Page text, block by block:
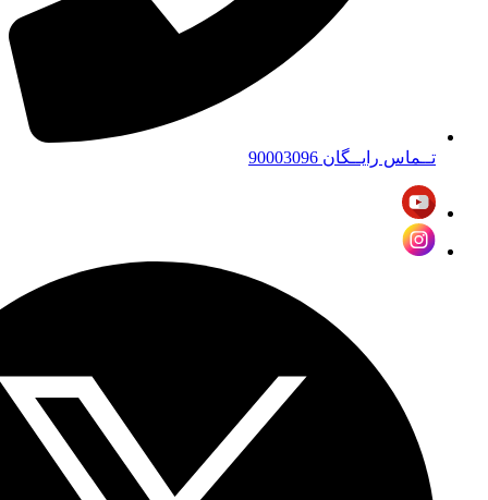
تــماس رایــگان 90003096